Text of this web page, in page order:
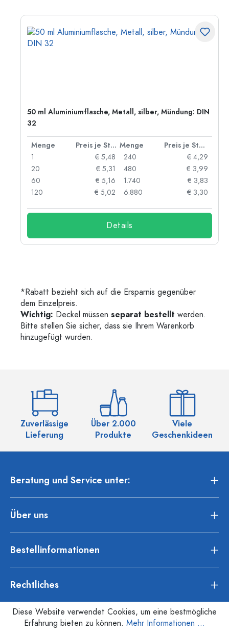
50 ml Aluminiumflasche, Metall, silber, Mündung: DIN
32
Menge Preis je Stück Menge
Preis je Stück
1
€ 5,48
20
€ 5,31
60
€ 5,16
120
€ 5,02
240
€ 4,29
480
€ 3,99
1.740
€ 3,83
6.880
€ 3,30
Details
*Rabatt bezieht sich auf die Ersparnis gegenüber
dem Einzelpreis.
Wichtig: Deckel müssen separat bestellt werden.
Bitte stellen Sie sicher, dass sie Ihrem Warenkorb
hinzugefügt wurden.
Zuverlässige
Lieferung
Über 2.000
Produkte
Viele
Geschenkideen
Beratung und Service unter:
Über uns
Bestellinformationen
Rechtliches
Diese Website verwendet Cookies, um eine bestmögliche
Erfahrung bieten zu können. Mehr Informationen ...